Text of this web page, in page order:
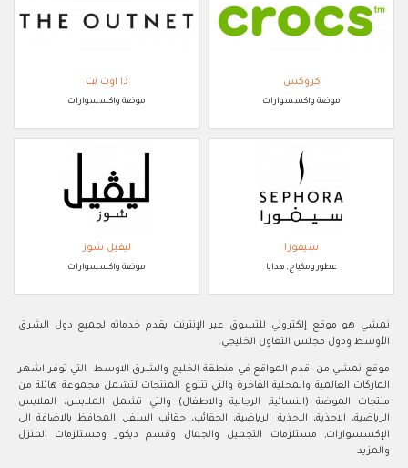
كروكس
موضة واكسسوارات
ذا اوت نت
موضة واكسسوارات
سيفورا
عطور ومكياج, هدايا
ليفيل شوز
موضة واكسسوارات
نمشي هو موقع إلكتروني للتسوق عبر الإنترنت يقدم خدماته لجميع دول الشرق
الأوسط ودول مجلس التعاون الخليجي.
موقع نمشي من اقدم المواقع في منطقة الخليج والشرق الاوسط التي توفر اشهر
الماركات العالمية والمحلية الفاخرة والتي تتنوع المنتجات لتشمل مجموعة هائلة من
منتجات الموضة (النسائية, الرجالية والاطفال) والتي تشمل الملابس، الملابس
الرياضية، الاحذية، الاحذية الرياضية، الحقائب، حقائب السفر، المحافظ بالاضافة الى
الإكسسوارات, مستلزمات التجميل والجمال وقسم ديكور ومستلزمات المنزل
والمزيد